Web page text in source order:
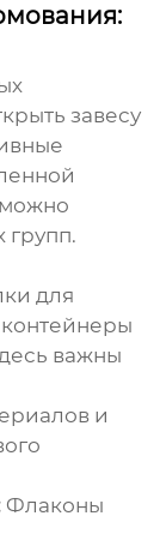
завесу
групп.
для
контейнеры
важны
и
Флаконы